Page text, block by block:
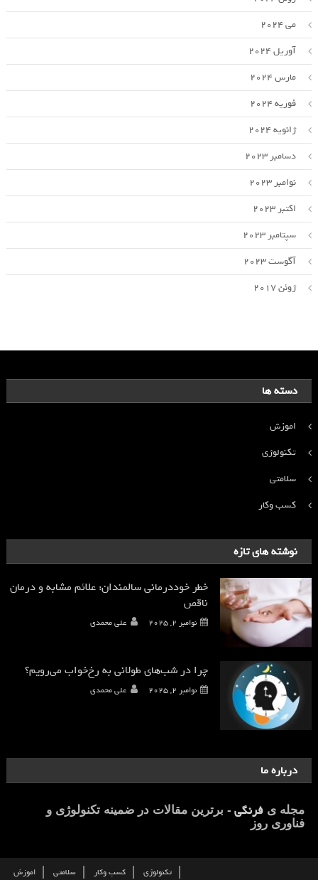
می 2024
آوریل 2024
مارس 2024
فوریه 2024
ژانویه 2024
دسامبر 2023
نوامبر 2023
اکتبر 2023
سپتامبر 2023
آگوست 2023
ژوئن 2017
دسته ها
اموزش
تکنولوژی
سلامتی
کسب وکار
نوشته های تازه
خطر خوددرمانی سالمندان: علائم مشابه و درمان
ناقص
نوامبر 2, 2025 علی محمدی
چرا در شب‌های طولانی به رخ‌خواب می‌رویم؟
نوامبر 2, 2025 علی محمدی
درباره ما
مجله ی فرنگی - برترین مقالات در ضمینه تکنولوژی و
فناوری روز
تکنولوژی کسب وکار سلامتی اموزش